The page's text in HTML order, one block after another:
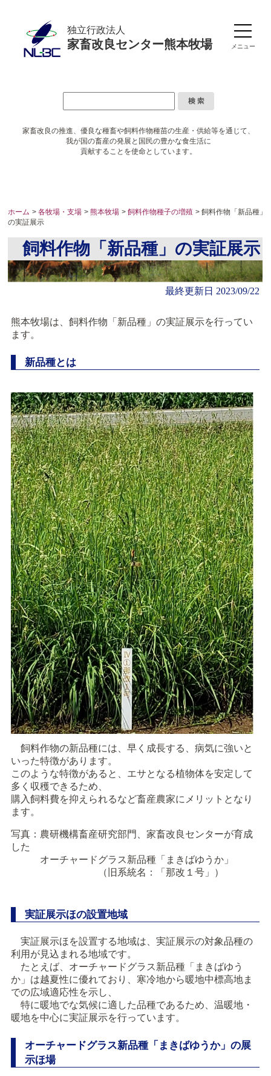
独立行政法人
家畜改良センター熊本牧場 メニュー
家畜改良の推進、優良な種畜や飼料作物種苗の生産・供給等を通じて、
我が国の畜産の発展と国民の豊かな食生活に
貢献することを使命としています。
ホーム >各牧場・支場 >熊本牧場 >飼料作物種子の増殖 > 飼料作物「新品種」
の実証展示
飼料作物「新品種」の実証展示
最終更新日 2023/09/22
熊本牧場は、飼料作物「新品種」の実証展示を行ってい
ます。
新品種とは
飼料作物の新品種には、早く成長する、病気に強いと
いった特徴があります。
このような特徴があると、エサとなる植物体を安定して
多く収穫できるため、
購入飼料費を抑えられるなど畜産農家にメリットとなり
ます。
写真：農研機構畜産研究部門、家畜改良センターが育成
した
オーチャードグラス新品種「まきばゆうか」
（旧系統名：「那改１号」）
実証展示ほの設置地域
実証展示ほを設置する地域は、実証展示の対象品種の
利用が見込まれる地域です。
たとえば、オーチャードグラス新品種「まきばゆう
か」は越夏性に優れており、寒冷地から暖地中標高地ま
での広域適応性を示し、
特に暖地でな気候に適した品種であるため、温暖地・
暖地を中心に実証展示を行っています。
オーチャードグラス新品種「まきばゆうか」の展
示ほ場